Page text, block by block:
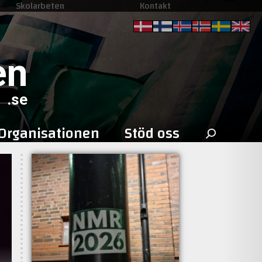
Skolarbeten Kontakt
.se
Stöd oss Sök
efter: